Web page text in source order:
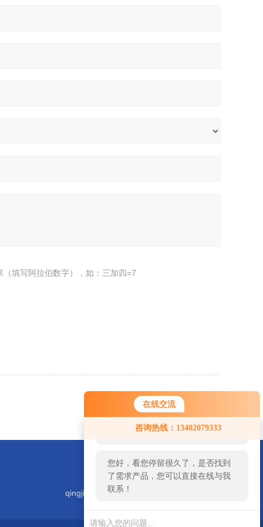
在线交流
咨询热线：13402079333
您好！欢迎前来咨询，很高兴为您
服务，请问您要咨询什么问题呢？
您好，看您停留很久了，是否找到
了需求产品，您可以直接在线与我
联系！
（填写阿拉伯数字），如：三加四=7
qingjiyiqi@zhongguoqingji.com